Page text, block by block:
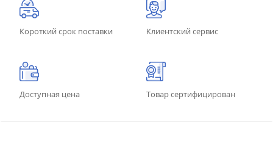
Короткий срок поставки Клиентский сервис
Доступная цена Товар сертифицирован